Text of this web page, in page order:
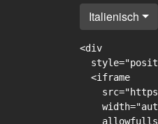
Italienisch
<div
  <iframe